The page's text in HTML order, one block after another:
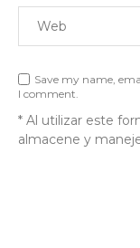
Save my name,
I comment.
* Al utilizar este
almacene y